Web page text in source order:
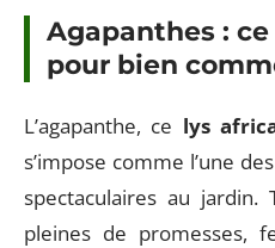
Agapanthes :
pour bien
L’agapanthe, ce lys
s’impose comme l’une des
spectaculaires au jardin.
pleines de promesses,